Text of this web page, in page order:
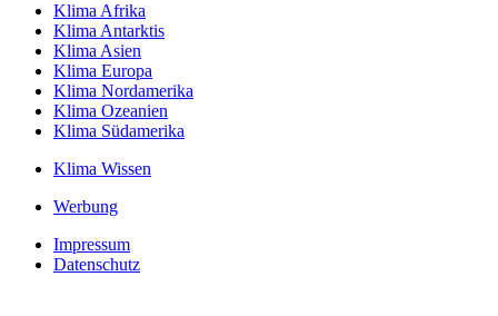
Klima Afrika
Klima Antarktis
Klima Asien
Klima Europa
Klima Nordamerika
Klima Ozeanien
Klima Südamerika
Klima Wissen
Werbung
Impressum
Datenschutz